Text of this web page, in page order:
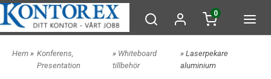
0
Hem » Konferens,
Presentation
» Whiteboard
tillbehör
» Laserpekare
aluminium